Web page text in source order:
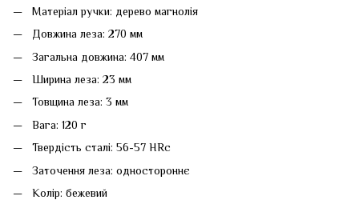
Матеріал ручки: дерево магнолія
Довжина леза: 270 мм
Загальна довжина: 407 мм
Ширина леза: 23 мм
Товщина леза: 3 мм
Вага: 120 г
Твердість сталі: 56-57 HRc
Заточення леза: одностороннє
Колір: бежевий